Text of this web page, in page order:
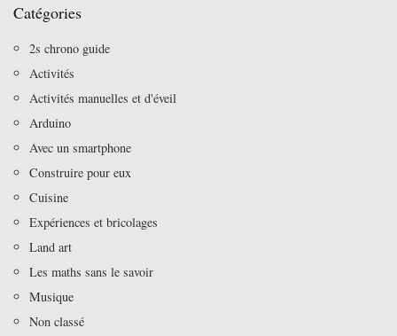
Catégories
2s chrono guide
Activités
Activités manuelles et d'éveil
Arduino
Avec un smartphone
Construire pour eux
Cuisine
Expériences et bricolages
Land art
Les maths sans le savoir
Musique
Non classé